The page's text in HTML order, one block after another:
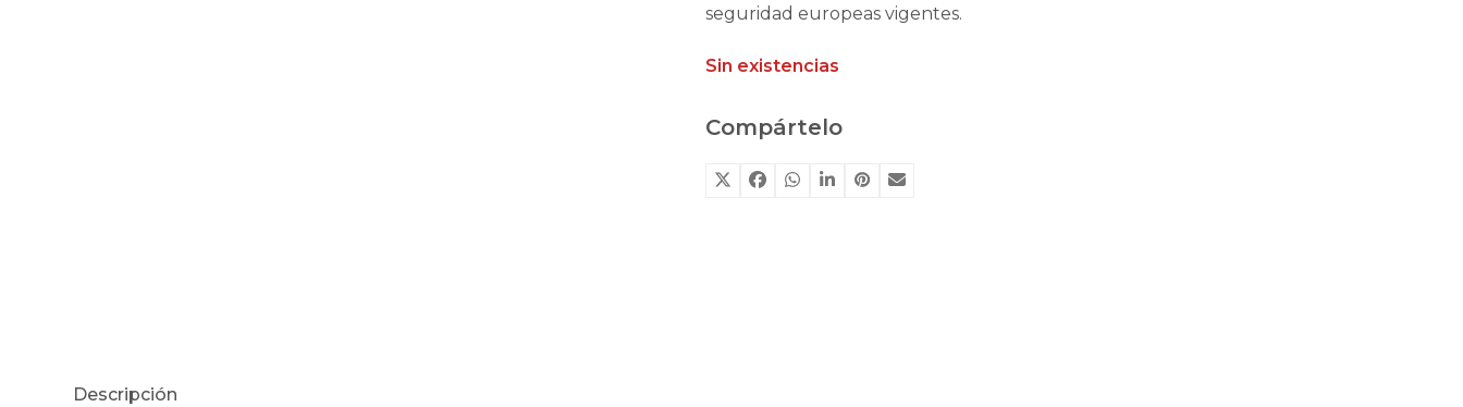
seguridad europeas vigentes.
Sin existencias
Compártelo
Descripción